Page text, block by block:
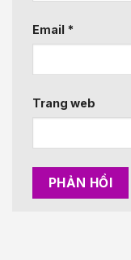
Email *
Trang web